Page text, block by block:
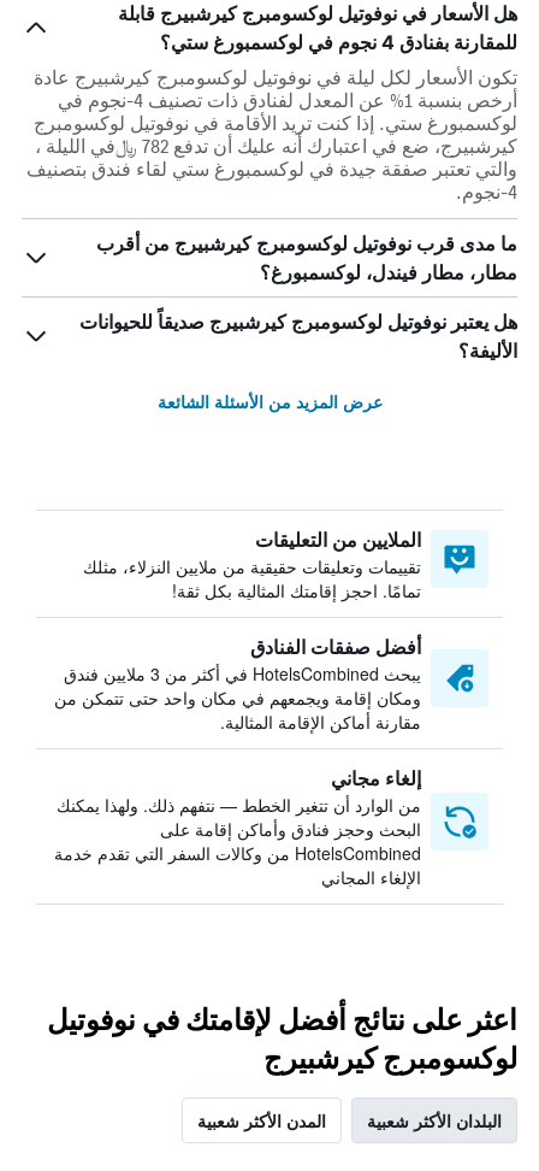
هل الأسعار في نوفوتيل لوكسومبرج كيرشبيرج قابلة
للمقارنة بفنادق 4 نجوم في لوكسمبورغ ستي؟
تكون الأسعار لكل ليلة في نوفوتيل لوكسومبرج كيرشبيرج عادة
أرخص بنسبة 1% عن المعدل لفنادق ذات تصنيف 4-نجوم في
لوكسمبورغ ستي. إذا كنت تريد الأقامة في نوفوتيل لوكسومبرج
كيرشبيرج، ضع في اعتبارك أنه عليك أن تدفع 782 ﷼في الليلة ،
والتي تعتبر صفقة جيدة في لوكسمبورغ ستي لقاء فندق بتصنيف
4-نجوم.
ما مدى قرب نوفوتيل لوكسومبرج كيرشبيرج من أقرب
مطار، مطار فيندل، لوكسمبورغ؟
هل يعتبر نوفوتيل لوكسومبرج كيرشبيرج صديقاً للحيوانات
الأليفة؟
عرض المزيد من الأسئلة الشائعة
الملايين من التعليقات
تقييمات وتعليقات حقيقية من ملايين النزلاء، مثلك
تمامًا. احجز إقامتك المثالية بكل ثقة!
أفضل صفقات الفنادق
يبحث HotelsCombined في أكثر من 3 ملايين فندق
ومكان إقامة ويجمعهم في مكان واحد حتى تتمكن من
مقارنة أماكن الإقامة المثالية.
إلغاء مجاني
من الوارد أن تتغير الخطط — نتفهم ذلك. ولهذا يمكنك
البحث وحجز فنادق وأماكن إقامة على
HotelsCombined من وكالات السفر التي تقدم خدمة
الإلغاء المجاني
اعثر على نتائج أفضل لإقامتك في نوفوتيل
لوكسومبرج كيرشبيرج
البلدان الأكثر شعبية المدن الأكثر شعبية